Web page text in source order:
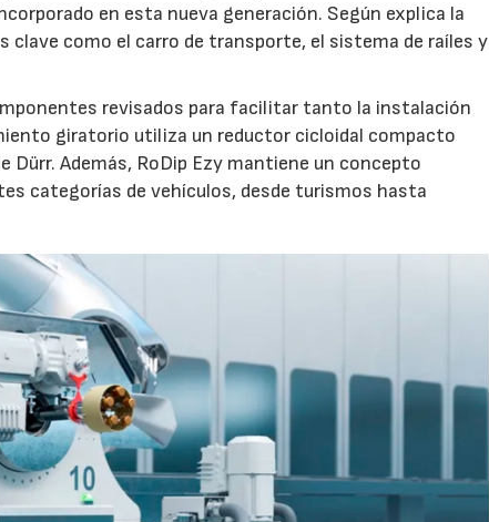
en esta nueva generación. Según explica la
clave como el carro de transporte, el sistema de raíles y
revisados para facilitar tanto la instalación
giratorio utiliza un reductor cicloidal compacto
Además, RoDip Ezy mantiene un concepto
categorías de vehículos, desde turismos hasta